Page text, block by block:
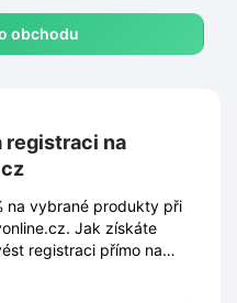
obchodu
registraci na
na vybrané produkty při
Jak získáte
registraci přímo na
Po úspěšné